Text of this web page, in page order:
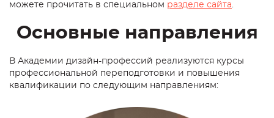
можете прочитать в специальном разделе сайта.
Основные направления
В Академии дизайн-профессий реализуются курсы
профессиональной переподготовки и повышения
квалификации по следующим направлениям: